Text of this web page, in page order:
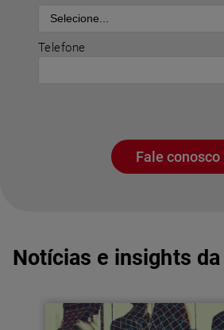
Telefone
Fale conosco
Notícias e insights da